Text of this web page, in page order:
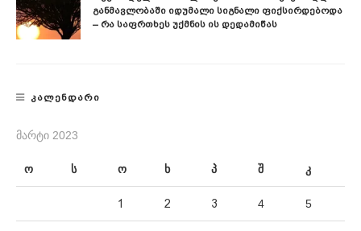
Განმავლობაში Იდუმალი Სიგნალი Ფიქსირდებოდა
– Რა Საფრთხეს Უქმნის Ის Დედამიწას
ᲙᲐᲚᲔᲜᲓᲐᲠᲘ
ᲛᲐᲠᲢᲘ 2023
ო ს ო ხ პ შ კ
1 2 3 4 5